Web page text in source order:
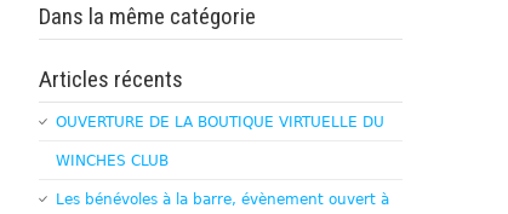
Dans la même catégorie
Articles récents
OUVERTURE DE LA BOUTIQUE VIRTUELLE DU
WINCHES CLUB
Les bénévoles à la barre, évènement ouvert à